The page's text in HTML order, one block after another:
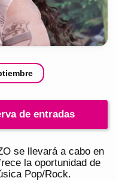
de entradas
se llevará a cabo en
la oportunidad de
Pop/Rock.